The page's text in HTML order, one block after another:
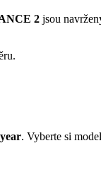
2 jsou
. Vyberte si